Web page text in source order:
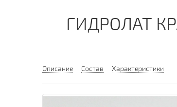
ГИДРОЛАТ
Описание Состав Характеристики